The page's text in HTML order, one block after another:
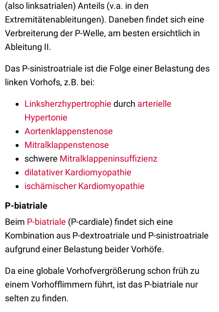
(also linksatrialen) Anteils (v.a. in den
Extremitätenableitungen). Daneben findet sich eine
Verbreiterung der P-Welle, am besten ersichtlich in
Ableitung II.
Das P-sinistroatriale ist die Folge einer Belastung des
linken Vorhofs, z.B. bei:
Linksherzhypertrophie durch arterielle
Hypertonie
Aortenklappenstenose
Mitralklappenstenose
schwere Mitralklappeninsuffizienz
dilatativer Kardiomyopathie
ischämischer Kardiomyopathie
P-biatriale
Beim P-biatriale (P-cardiale) findet sich eine
Kombination aus P-dextroatriale und P-sinistroatriale
aufgrund einer Belastung beider Vorhöfe.
Da eine globale Vorhofvergrößerung schon früh zu
einem Vorhofflimmern führt, ist das P-biatriale nur
selten zu finden.